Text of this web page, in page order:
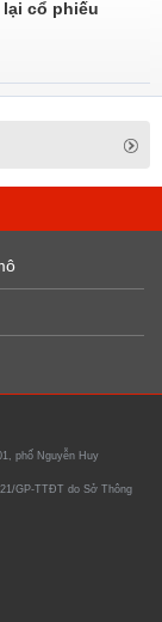
cổ phiếu
phố Nguyễn Huy
GP-TTĐT do Sở Thông